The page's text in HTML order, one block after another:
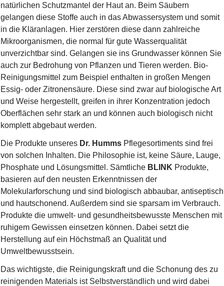
natürlichen Schutzmantel der Haut an. Beim Säubern
gelangen diese Stoffe auch in das Abwassersystem und somit
in die Kläranlagen. Hier zerstören diese dann zahlreiche
Mikroorganismen, die normal für gute Wasserqualität
unverzichtbar sind. Gelangen sie ins Grundwasser können Sie
auch zur Bedrohung von Pflanzen und Tieren werden. Bio-
Reinigungsmittel zum Beispiel enthalten in großen Mengen
Essig- oder Zitronensäure. Diese sind zwar auf biologische Art
und Weise hergestellt, greifen in ihrer Konzentration jedoch
Oberflächen sehr stark an und können auch biologisch nicht
komplett abgebaut werden.
Die Produkte unseres Dr. Humms Pflegesortiments sind frei
von solchen Inhalten. Die Philosophie ist, keine Säure, Lauge,
Phosphate und Lösungsmittel. Sämtliche BLINK Produkte,
basieren auf den neusten Erkenntnissen der
Molekularforschung und sind biologisch abbaubar, antiseptisch
und hautschonend. Außerdem sind sie sparsam im Verbrauch.
Produkte die umwelt- und gesundheitsbewusste Menschen mit
ruhigem Gewissen einsetzen können. Dabei setzt die
Herstellung auf ein Höchstmaß an Qualität und
Umweltbewusstsein.
Das wichtigste, die Reinigungskraft und die Schonung des zu
reinigenden Materials ist Selbstverständlich und wird dabei